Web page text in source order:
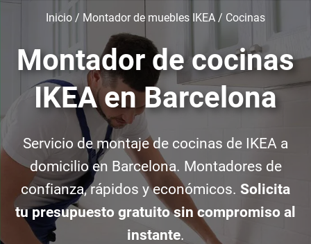
Inicio / Montador de muebles IKEA / Cocinas
Montador de cocinas
IKEA en Barcelona
Servicio de montaje de cocinas de IKEA a
domicilio en Barcelona. Montadores de
confianza, rápidos y económicos. Solicita
tu presupuesto gratuito sin compromiso al
instante.